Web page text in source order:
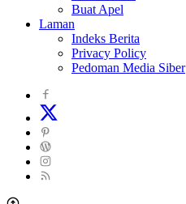
Buat Apel
Laman
Indeks Berita
Privacy Policy
Pedoman Media Siber